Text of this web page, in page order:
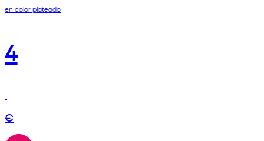
en color plateado
4
€